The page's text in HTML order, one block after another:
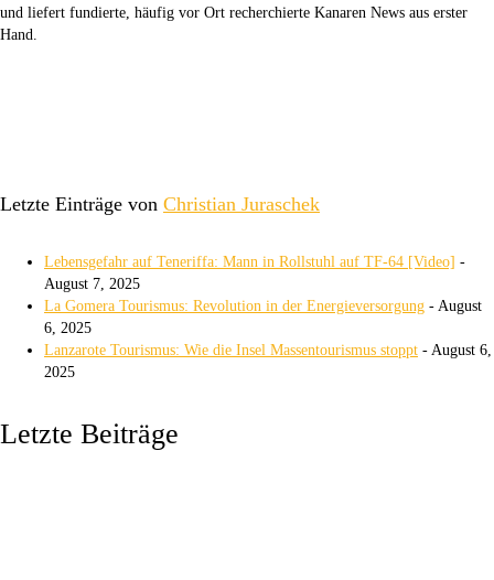
und liefert fundierte, häufig vor Ort recherchierte Kanaren News aus erster
Hand.
Letzte Einträge von Christian Juraschek
Lebensgefahr auf Teneriffa: Mann in Rollstuhl auf TF-64 [Video] -
August 7, 2025
La Gomera Tourismus: Revolution in der Energieversorgung - August
6, 2025
Lanzarote Tourismus: Wie die Insel Massentourismus stoppt - August 6,
2025
Letzte Beiträge